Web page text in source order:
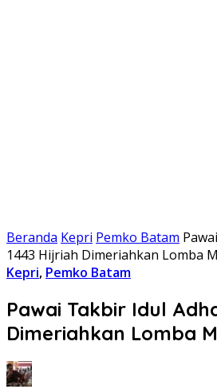
Beranda Kepri Pemko Batam
1443 Hijriah Dimeriahkan Lomba
Kepri, Pemko Batam
Pawai Takbir Idul
Dimeriahkan Lomba